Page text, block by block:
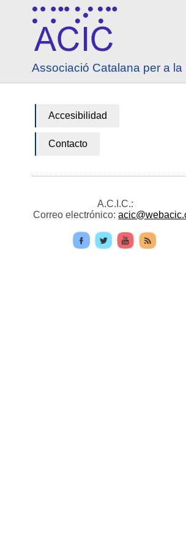
Ir a contenido
Ir a menú principal
Associació Catalana per a
Accesibilidad
Contacto
A.C.I.C.:
Correo electrónico: